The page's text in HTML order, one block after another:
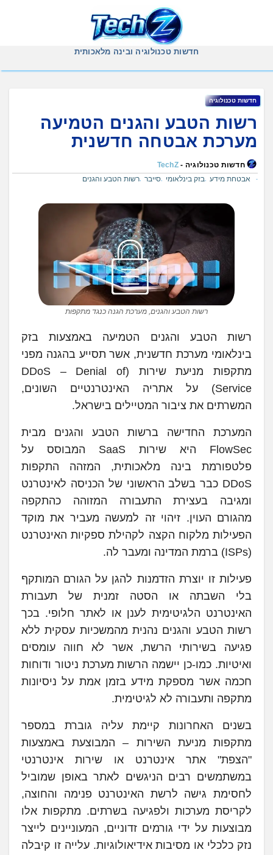
חדשות טכנולוגיה ובינה מלאכותית
חדשות טכנולוגיה
רשות הטבע והגנים הטמיעה
מערכת אבטחה חדשנית
חדשות טכנולוגיה -TechZ
אבטחת מידע
בזק בינלאומי סייבר רשות הטבע והגנים
רשות הטבע והגנים, מערכת הגנה כנגד מתקפות
רשות הטבע והגנים הטמיעה באמצעות בזק
בינלאומי מערכת חדשנית, אשר תסייע בהגנה מפני
מתקפות מניעת שירות (DDoS – Denial of
Service) על אתריה האינטרנטיים השונים,
המשרתים את ציבור המטיילים בישראל.
המערכת החדישה ברשות הטבע והגנים מבית
FlowSec היא שירות SaaS המבוסס על
פלטפורמת בינה מלאכותית, המזהה התקפות
DDoS כבר בשלב הראשוני של הכניסה לאינטרנט
ומגיבה בעצירת התעבורה המזוהה כהתקפה
מהגורם העוין. זיהוי זה למעשה מעביר את מוקד
הפעילות מלקוח הקצה לקהילת ספקיות האינטרנט
(ISPs) ברמת המדינה ומעבר לה.
פעילות זו יוצרת הזדמנות להגן על הגורם המותקף
בלי השבתה או הסטה זמנית של תעבורת
האינטרנט הלגיטימית לענן או לאתר חלופי. בכך
רשות הטבע והגנים נהנית מהמשכיות עסקית ללא
פגיעה בשירותי הרשת, אשר לא חווה עומסים
ואיטיות. כמו-כן יישמה הרשות מערכת ניטור ודוחות
חכמה אשר מספקת מידע בזמן אמת על ניסיונות
מתקפה ותעבורה לא לגיטימית.
בשנים האחרונות קיימת עליה גוברת במספר
מתקפות מניעת השירות – המבוצעת באמצעות
"הצפת" אתר אינטרנט או שירות אינטרנטי
במשתמשים רבים הניגשים לאתר באופן שמוביל
לחסימת גישה לרשת האינטרנט פנימה והחוצה,
לקריסת מערכות ולפגיעה בשרתים. מתקפות אלו
מבוצעות על ידי גורמים זדוניים, המעוניינים לייצר
נזק כלכלי או מסיבות אידיאולוגיות. עלייה זו קיבלה